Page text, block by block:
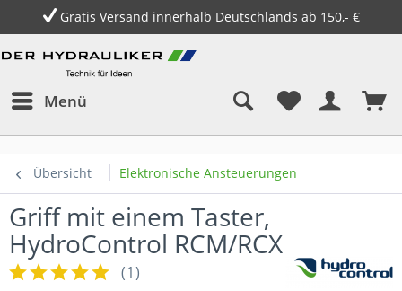
Gratis Versand innerhalb Deutschlands ab 150,- €
Menü
Übersicht Elektronische Ansteuerungen
Griff mit einem Taster,
HydroControl RCM/RCX
(1)